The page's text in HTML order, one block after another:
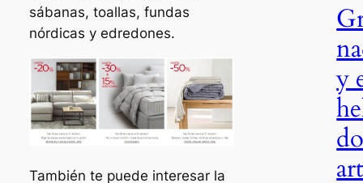
sábanas, toallas, fundas
nórdicas y edredones.
También te puede interesar la
y